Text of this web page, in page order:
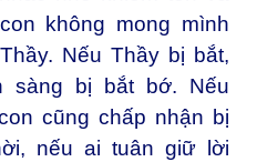
không mong mình
Nếu Thầy bị bắt,
sàng bị bắt bớ. Nếu
cũng chấp nhận bị
nếu ai tuân giữ lời